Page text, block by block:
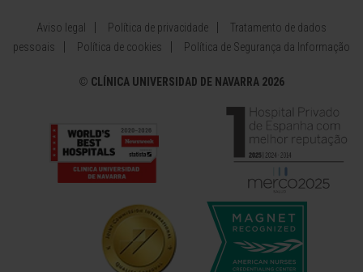
Aviso legal Política de privacidade
Tratamento de dados
pessoais
Política de cookies Política de Segurança da Informação
© CLÍNICA UNIVERSIDAD DE NAVARRA 2026